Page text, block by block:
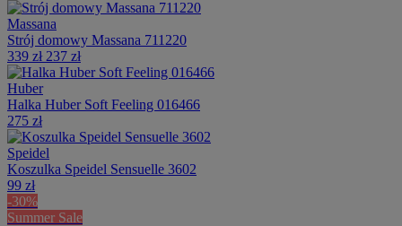
Massana
Strój domowy Massana 711220
339 zł 237 zł
Huber
Halka Huber Soft Feeling 016466
275 zł
Speidel
Koszulka Speidel Sensuelle 3602
99 zł
-30%
Summer Sale